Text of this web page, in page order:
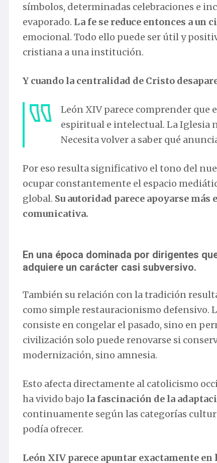
símbolos, determinadas celebraciones e
evaporado. La fe se reduce entonces a un
emocional. Todo ello puede ser útil y
cristiana a una institución.
Y cuando la centralidad de Cristo
León XIV parece comprender
espiritual e intelectual. La Iglesia
Necesita volver a saber qué
Por eso resulta significativo el tono del
ocupar constantemente el espacio
global. Su autoridad parece apoyarse
comunicativa.
En una época dominada por dirigentes
adquiere un carácter casi subversivo.
También su relación con la tradición
como simple restauracionismo defensivo.
consiste en congelar el pasado, sino en
civilización solo puede renovarse si
modernización, sino amnesia.
Esto afecta directamente al catolicismo
ha vivido bajo la fascinación de la
continuamente según las categorías
podía ofrecer.
León XIV parece apuntar exactamente